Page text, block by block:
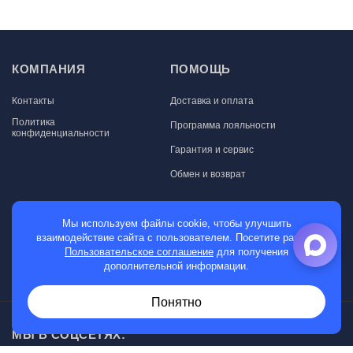
КОМПАНИЯ
Контакты
Политика
конфиденциальности
ПОМОЩЬ
Доставка и оплата
Программа лояльности
Гарантия и сервис
Обмен и возврат
МАГАЗИН
Мужские часы
МЫ В СОЦСЕТЯХ:
Мы используем файлы cookie, чтобы улучшить
взаимодействие сайта с пользователем. Посетите раздел
Пользовательское соглашение для получения
дополнительной информации.
Понятно